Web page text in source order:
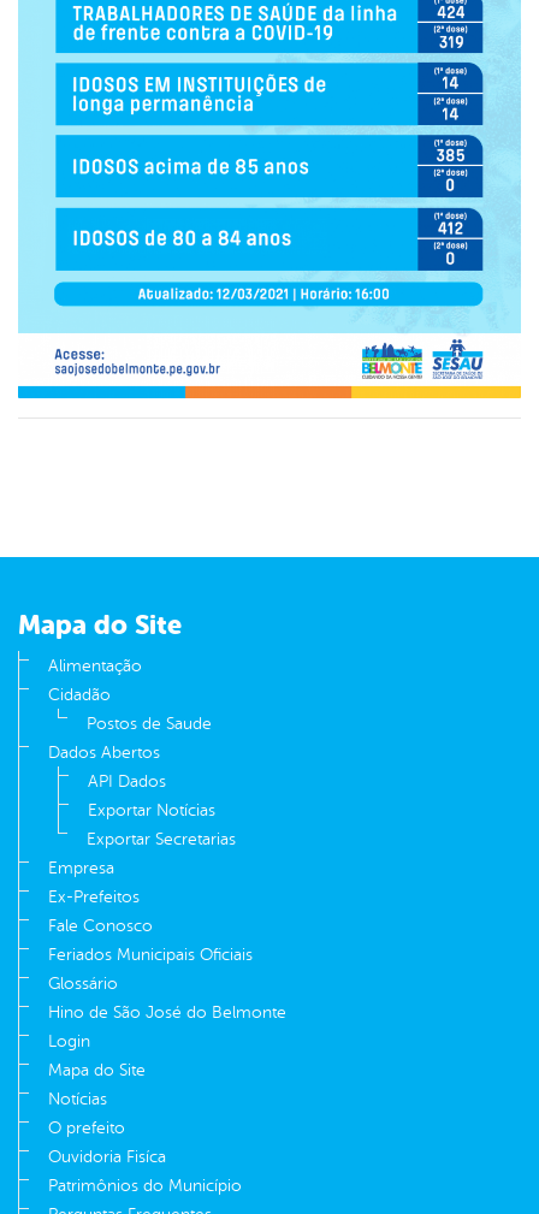
Mapa do Site
Alimentação
Cidadão
Postos de Saude
Dados Abertos
API Dados
Exportar Notícias
Exportar Secretarias
Empresa
Ex-Prefeitos
Fale Conosco
Feriados Municipais Oficiais
Glossário
Hino de São José do Belmonte
Login
Mapa do Site
Notícias
O prefeito
Ouvidoria Fisíca
Patrimônios do Município